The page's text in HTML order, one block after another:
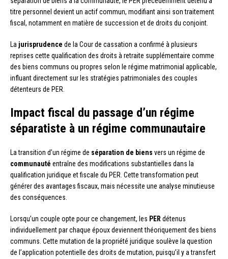
titre personnel devient un actif commun, modifiant ainsi son traitement
fiscal, notamment en matière de succession et de droits du conjoint.
La jurisprudence de la Cour de cassation a confirmé à plusieurs
reprises cette qualification des droits à retraite supplémentaire comme
des biens communs ou propres selon le régime matrimonial applicable,
influant directement sur les stratégies patrimoniales des couples
détenteurs de PER.
Impact fiscal du passage d’un régime
séparatiste à un régime communautaire
La transition d’un régime de séparation de biens vers un régime de
communauté entraîne des modifications substantielles dans la
qualification juridique et fiscale du PER. Cette transformation peut
générer des avantages fiscaux, mais nécessite une analyse minutieuse
des conséquences.
Lorsqu’un couple opte pour ce changement, les PERdétenus
individuellement par chaque époux deviennent théoriquement des biens
communs. Cette mutation de la propriété juridique soulève la question
de l’application potentielle des droits de mutation, puisqu’il y a transfert